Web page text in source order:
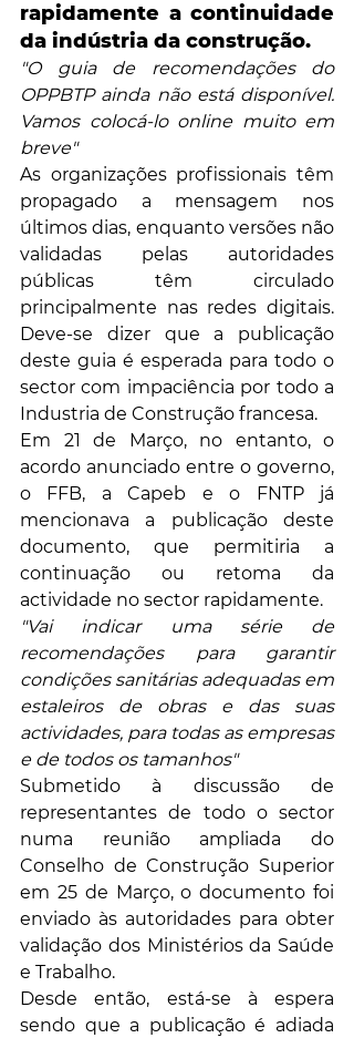
rapidamente a continuidade
da indústria da construção.
"O guia de recomendações do
OPPBTP ainda não está disponível.
Vamos colocá-lo online muito em
breve"
As organizações profissionais têm
propagado a mensagem nos
últimos dias, enquanto versões não
validadas pelas autoridades
públicas têm circulado
principalmente nas redes digitais.
Deve-se dizer que a publicação
deste guia é esperada para todo o
sector com impaciência por todo a
Industria de Construção francesa.
Em 21 de Março, no entanto, o
acordo anunciado entre o governo,
o FFB, a Capeb e o FNTP já
mencionava a publicação deste
documento, que permitiria a
continuação ou retoma da
actividade no sector rapidamente.
"Vai indicar
uma série de
recomendações para garantir
condições sanitárias adequadas em
estaleiros de obras e das suas
actividades, para todas as empresas
e de todos os tamanhos"
Submetido à discussão de
representantes de todo o sector
numa reunião ampliada do
Conselho de Construção Superior
em 25 de Março, o documento foi
enviado às autoridades para obter
validação dos Ministérios da Saúde
e Trabalho.
Desde então, está-se à espera
sendo que a publicação é adiada